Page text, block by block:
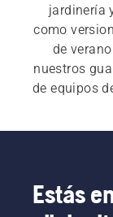
jardinería
como
de
nuestros
de equipos
Estás